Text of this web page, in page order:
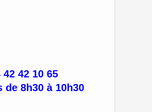
42 42 10 65
de 8h30 à 10h30